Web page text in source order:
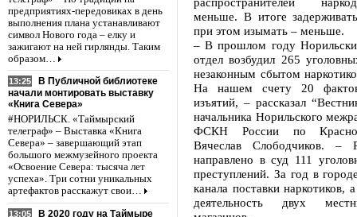
предприятиях-передовиках в день
выполнения плана устанавливают
символ Нового года – елку и
зажигают на ней гирлянды. Таким
образом…
13:25
В Публичной библиотеке
начали монтировать выставку
«Книга Севера»
#НОРИЛЬСК. «Таймырский
телеграф» – Выставка «Книга
Севера» – завершающий этап
большого межмузейного проекта
«Освоение Севера: тысяча лет
успеха». Три сотни уникальных
артефактов расскажут свои…
13:05
В 2020 году на Таймыре
меньше. В итоге
при этом изымать – меньше.
– В прошлом году
отдел возбудил 265
незаконным сбытом
На нашем счету 20 фактов
изъятий, – рассказал
начальника Норильского
ФСКН России по
Вячеслав Слободчиков. –
направлено в суд 111
преступлений. За год в
канала поставки наркотиков,
деятельность двух